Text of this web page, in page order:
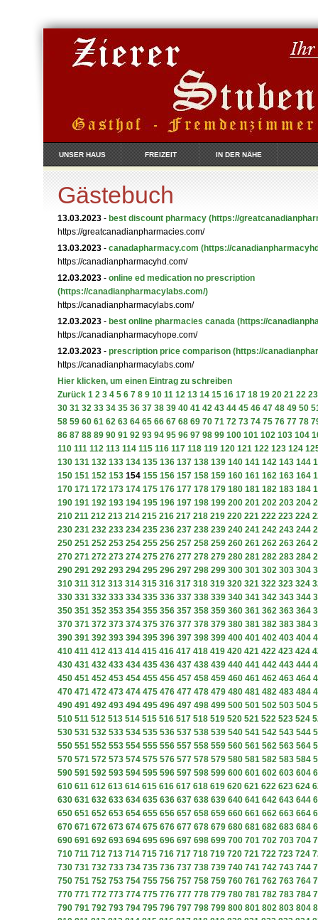
UNSER HAUS FREIZEIT IN DER NÄHE
Gästebuch
13.03.2023 - best discount pharmacy (https://
https://greatcanadianpharmacies.com/
13.03.2023 - canadapharmacy.com (https://
https://canadianpharmacyhd.com/
12.03.2023 - online ed medication no prescription
(https://canadianpharmacylabs.com/)
https://canadianpharmacylabs.com/
12.03.2023 - best online pharmacies canada (https://
https://canadianpharmacyhope.com/
12.03.2023 - prescription price comparison (https://
https://canadianpharmacylabs.com/
Hier klicken, um einen Eintrag zu schreiben
Zurück 1 2 3 4 5 6 7 8 9 10 11 12 13 14 15 16 17 18 19 20 21 22 23
30 31 32 33 34 35 36 37 38 39 40 41 42 43 44 45 46 47 48 49 50
58 59 60 61 62 63 64 65 66 67 68 69 70 71 72 73 74 75 76 77 78
86 87 88 89 90 91 92 93 94 95 96 97 98 99 100 101 102 103 104
110 111 112 113 114 115 116 117 118 119 120 121 122 123 124
130 131 132 133 134 135 136 137 138 139 140 141 142 143 144
150 151 152 153 154 155 156 157 158 159 160 161 162 163 164
170 171 172 173 174 175 176 177 178 179 180 181 182 183 184
190 191 192 193 194 195 196 197 198 199 200 201 202 203 204
210 211 212 213 214 215 216 217 218 219 220 221 222 223 224
230 231 232 233 234 235 236 237 238 239 240 241 242 243 244
250 251 252 253 254 255 256 257 258 259 260 261 262 263 264
270 271 272 273 274 275 276 277 278 279 280 281 282 283 284
290 291 292 293 294 295 296 297 298 299 300 301 302 303 304
310 311 312 313 314 315 316 317 318 319 320 321 322 323 324
330 331 332 333 334 335 336 337 338 339 340 341 342 343 344
350 351 352 353 354 355 356 357 358 359 360 361 362 363 364
370 371 372 373 374 375 376 377 378 379 380 381 382 383 384
390 391 392 393 394 395 396 397 398 399 400 401 402 403 404
410 411 412 413 414 415 416 417 418 419 420 421 422 423 424
430 431 432 433 434 435 436 437 438 439 440 441 442 443 444
450 451 452 453 454 455 456 457 458 459 460 461 462 463 464
470 471 472 473 474 475 476 477 478 479 480 481 482 483 484
490 491 492 493 494 495 496 497 498 499 500 501 502 503 504
510 511 512 513 514 515 516 517 518 519 520 521 522 523 524
530 531 532 533 534 535 536 537 538 539 540 541 542 543 544
550 551 552 553 554 555 556 557 558 559 560 561 562 563 564
570 571 572 573 574 575 576 577 578 579 580 581 582 583 584
590 591 592 593 594 595 596 597 598 599 600 601 602 603 604
610 611 612 613 614 615 616 617 618 619 620 621 622 623 624
630 631 632 633 634 635 636 637 638 639 640 641 642 643 644
650 651 652 653 654 655 656 657 658 659 660 661 662 663 664
670 671 672 673 674 675 676 677 678 679 680 681 682 683 684
690 691 692 693 694 695 696 697 698 699 700 701 702 703 704
710 711 712 713 714 715 716 717 718 719 720 721 722 723 724
730 731 732 733 734 735 736 737 738 739 740 741 742 743 744
750 751 752 753 754 755 756 757 758 759 760 761 762 763 764
770 771 772 773 774 775 776 777 778 779 780 781 782 783 784
790 791 792 793 794 795 796 797 798 799 800 801 802 803 804